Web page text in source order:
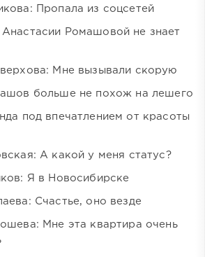
Пропала из соцсетей
Ромашовой не знает
Мне вызывали скорую
больше не похож на лешего
под впечатлением от красоты
А какой у меня статус?
Я в Новосибирске
Счастье, оно везде
Мне эта квартира очень